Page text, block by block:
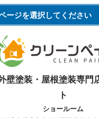
壁塗装・屋根塗装専門
ト
ショールーム